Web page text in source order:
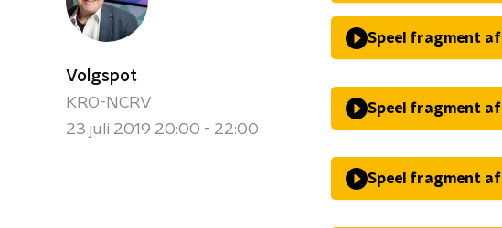
Volgspot
KRO-NCRV
23 juli 2019 20:00 - 22:00
Speel fragment af
Speel fragment af
Speel fragment af